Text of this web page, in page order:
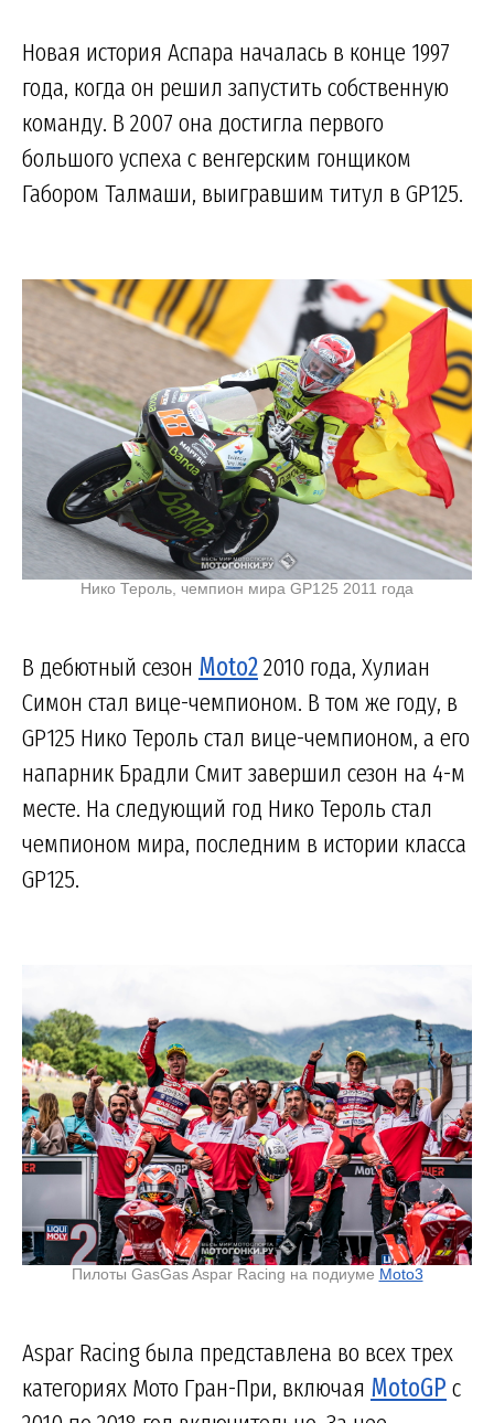
Новая история Аспара началась в конце 1997
года, когда он решил запустить собственную
команду. В 2007 она достигла первого
большого успеха с венгерским гонщиком
Габором Талмаши, выигравшим титул в GP125.
Нико Тероль, чемпион мира GP125 2011 года
В дебютный сезон Moto22010 года, Хулиан
Симон стал вице-чемпионом. В том же году, в
GP125 Нико Тероль стал вице-чемпионом, а его
напарник Брадли Смит завершил сезон на 4-м
месте. На следующий год Нико Тероль стал
чемпионом мира, последним в истории класса
GP125.
Пилоты GasGas Aspar Racing на подиуме Moto3
Aspar Racing была представлена во всех трех
категориях Мото Гран-При, включая MotoGP с